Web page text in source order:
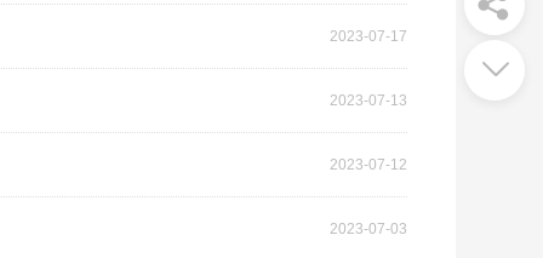
2023-07-17
2023-07-13
2023-07-12
2023-07-03